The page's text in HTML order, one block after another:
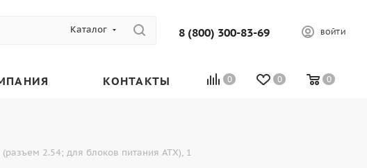
Каталог 8 (800) 300-83-69 ВОЙТИ
0 0 0
КОНТАКТЫ
2.54; для блоков питания ATX), 1